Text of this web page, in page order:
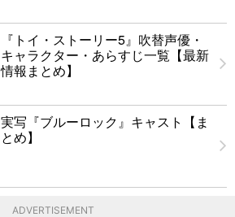
『トイ・ストーリー5』吹替声優・
キャラクター・あらすじ一覧【最新
情報まとめ】
実写『ブルーロック』キャスト【ま
とめ】
ADVERTISEMENT